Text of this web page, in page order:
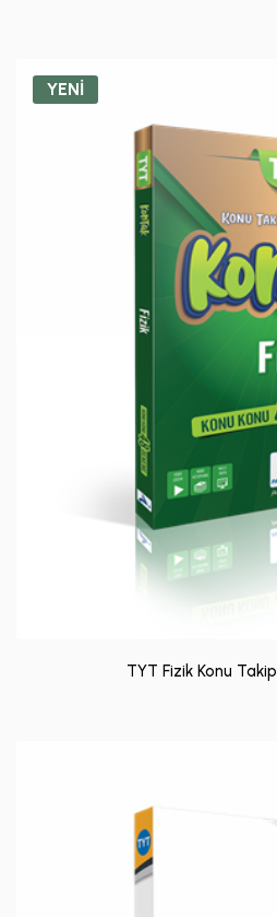
YENİ
TYT Fizik Konu